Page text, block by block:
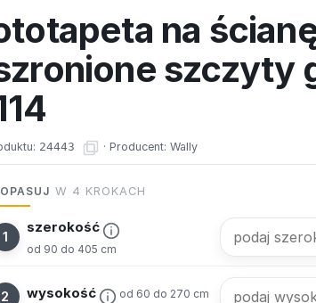
na
szczyty
24443 · Producent: Wally
W 4 KROKACH
szerokość
od 90 do 405 cm
wysokość od 60 do 270 cm